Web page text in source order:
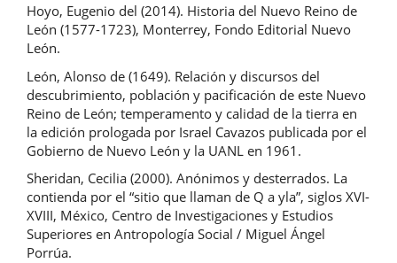
Hoyo, Eugenio del (2014). Historia del Nuevo Reino de
León (1577-1723), Monterrey, Fondo Editorial Nuevo
León.
León, Alonso de (1649). Relación y discursos del
descubrimiento, población y pacificación de este Nuevo
Reino de León; temperamento y calidad de la tierra en
la edición prologada por Israel Cavazos publicada por el
Gobierno de Nuevo León y la UANL en 1961.
Sheridan, Cecilia (2000). Anónimos y desterrados. La
contienda por el “sitio que llaman de Q a yla”, siglos XVI-
XVIII, México, Centro de Investigaciones y Estudios
Superiores en Antropología Social / Miguel Ángel
Porrúa.